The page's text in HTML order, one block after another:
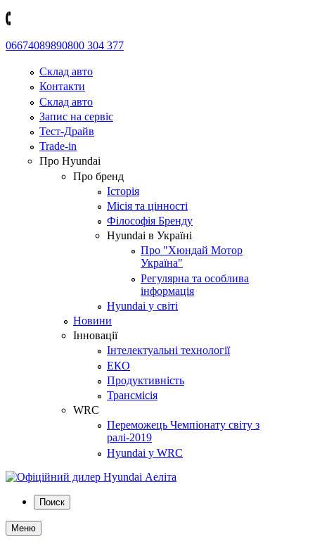
06674089890800 304 377
Склад авто
Контакти
Склад авто
Запис на сервіс
Тест-Драйв
Trade-in
Про Hyundai
Про бренд
Історія
Місія та цінності
Філософія Бренду
Hyundai в Україні
Про "Хюндай Мотор
Україна"
Регулярна та особлива
інформація
Hyundai у світі
Новини
Інновації
Інтелектуальні технології
ЕКО
Продуктивність
Трансмісія
WRC
Переможець Чемпіонату світу з
ралі-2019
Hyundai у WRC
Поиск
Меню